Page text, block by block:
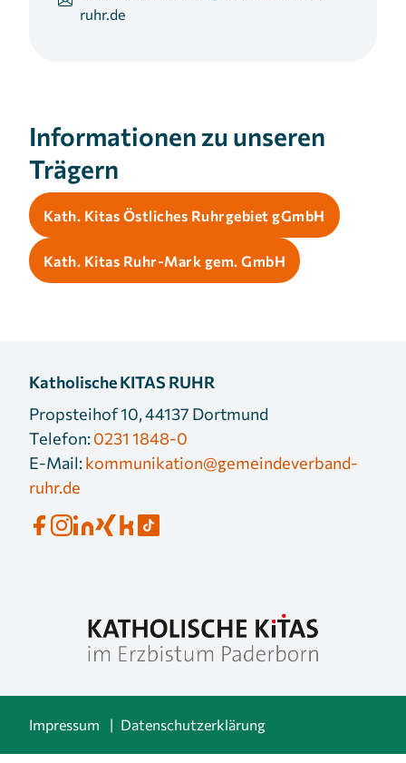
ruhr.de
Informationen zu unseren
Trägern
Kath. Kitas Östliches Ruhrgebiet gGmbH
Kath. Kitas Ruhr-Mark gem. GmbH
Katholische KITAS RUHR
Propsteihof 10, 44137 Dortmund
Telefon:0231 1848-0
E-Mail:kommunikation@gemeindeverband-
ruhr.de
Impressum Datenschutzerklärung